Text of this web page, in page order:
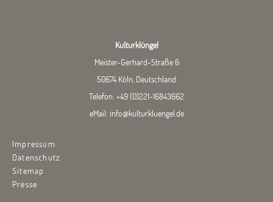
Kulturklüngel
Meister-Gerhard-Straße 6
50674 Köln, Deutschland
Telefon: +49 (0)221-16843662
eMail: info@kulturkluengel.de
Impressum
Datenschutz
Sitemap
Presse